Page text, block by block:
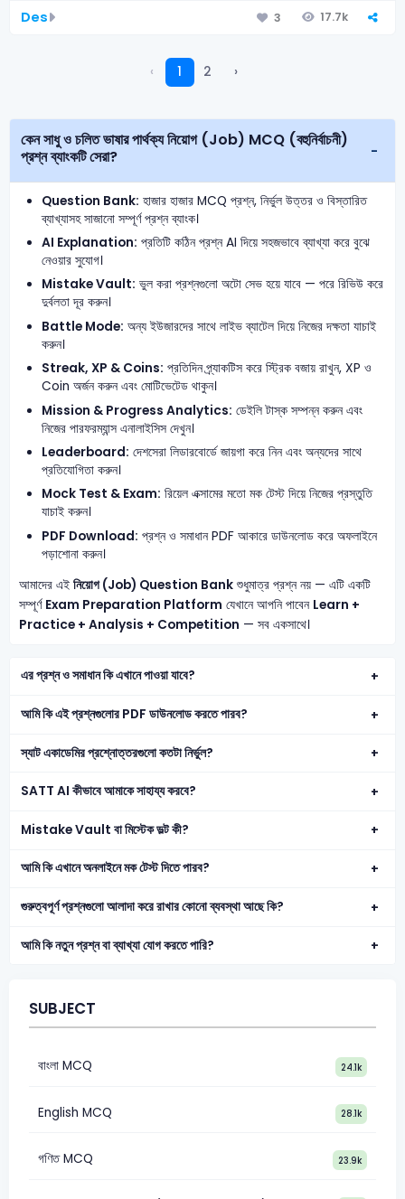
Des 3 17.7k
‹ 1 2 ›
কেন সাধু ও চলিত ভাষার পার্থক্য নিয়োগ (Job) MCQ (বহুনির্বাচনী)
প্রশ্ন ব্যাংকটি সেরা?
Question Bank: হাজার হাজার MCQ প্রশ্ন, নির্ভুল উত্তর ও বিস্তারিত
ব্যাখ্যাসহ সাজানো সম্পূর্ণ প্রশ্ন ব্যাংক।
AI Explanation: প্রতিটি কঠিন প্রশ্ন AI দিয়ে সহজভাবে ব্যাখ্যা করে বুঝে
নেওয়ার সুযোগ।
Mistake Vault: ভুল করা প্রশ্নগুলো অটো সেভ হয়ে যাবে — পরে রিভিউ করে
দুর্বলতা দূর করুন।
Battle Mode: অন্য ইউজারদের সাথে লাইভ ব্যাটেল দিয়ে নিজের দক্ষতা যাচাই
করুন।
Streak, XP & Coins: প্রতিদিন প্র্যাকটিস করে স্ট্রিক বজায় রাখুন, XP ও
Coin অর্জন করুন এবং মোটিভেটেড থাকুন।
Mission & Progress Analytics: ডেইলি টাস্ক সম্পন্ন করুন এবং
নিজের পারফরম্যান্স এনালাইসিস দেখুন।
Leaderboard: দেশসেরা লিডারবোর্ডে জায়গা করে নিন এবং অন্যদের সাথে
প্রতিযোগিতা করুন।
Mock Test & Exam: রিয়েল এক্সামের মতো মক টেস্ট দিয়ে নিজের প্রস্তুতি
যাচাই করুন।
PDF Download: প্রশ্ন ও সমাধান PDF আকারে ডাউনলোড করে অফলাইনে
পড়াশোনা করুন।
আমাদের এই নিয়োগ (Job) Question Bankশুধুমাত্র প্রশ্ন নয় — এটি একটি
সম্পূর্ণ Exam Preparation Platform যেখানে আপনি পাবেন Learn +
Practice + Analysis + Competition — সব একসাথে।
এর প্রশ্ন ও সমাধান কি এখানে পাওয়া যাবে?
আমি কি এই প্রশ্নগুলোর PDF ডাউনলোড করতে পারব?
স্যাট একাডেমির প্রশ্নোত্তরগুলো কতটা নির্ভুল?
SATT AI কীভাবে আমাকে সাহায্য করবে?
Mistake Vault বা মিস্টেক ভল্ট কী?
আমি কি এখানে অনলাইনে মক টেস্ট দিতে পারব?
গুরুত্বপূর্ণ প্রশ্নগুলো আলাদা করে রাখার কোনো ব্যবস্থা আছে কি?
আমি কি নতুন প্রশ্ন বা ব্যাখ্যা যোগ করতে পারি?
SUBJECT
বাংলা MCQ 24.1k
English MCQ 28.1k
গণিত MCQ 23.9k